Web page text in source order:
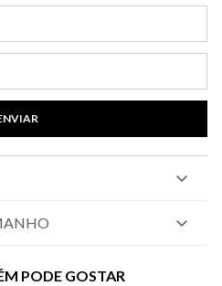
PODE GOSTAR